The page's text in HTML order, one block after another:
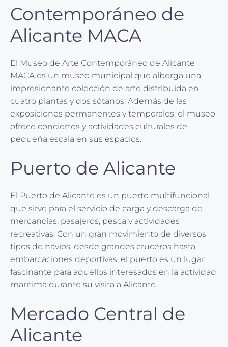
Contemporáneo de
Alicante MACA
El Museo de Arte Contemporáneo de Alicante
MACA es un museo municipal que alberga una
impresionante colección de arte distribuida en
cuatro plantas y dos sótanos. Además de las
exposiciones permanentes y temporales, el museo
ofrece conciertos y actividades culturales de
pequeña escala en sus espacios.
Puerto de Alicante
El Puerto de Alicante es un puerto multifuncional
que sirve para el servicio de carga y descarga de
mercancías, pasajeros, pesca y actividades
recreativas. Con un gran movimiento de diversos
tipos de navíos, desde grandes cruceros hasta
embarcaciones deportivas, el puerto es un lugar
fascinante para aquellos interesados en la actividad
marítima durante su visita a Alicante.
Mercado Central de
Alicante